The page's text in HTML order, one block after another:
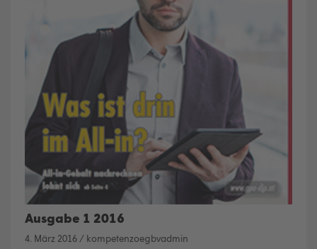
Ausgabe 1 2016
4. März 2016 / kompetenzoegbvadmin